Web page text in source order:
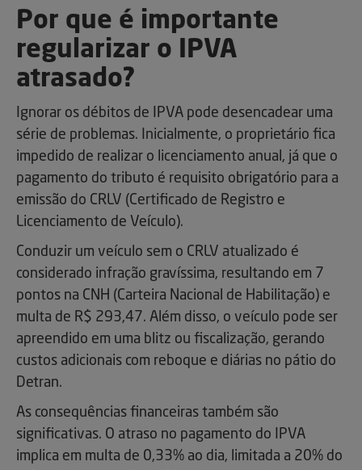
Por que é importante
regularizar o IPVA
atrasado?
Ignorar os débitos de IPVA pode desencadear uma
série de problemas. Inicialmente, o proprietário fica
impedido de realizar o licenciamento anual, já que o
pagamento do tributo é requisito obrigatório para a
emissão do CRLV (Certificado de Registro e
Licenciamento de Veículo).
Conduzir um veículo sem o CRLV atualizado é
considerado infração gravíssima, resultando em 7
pontos na CNH (Carteira Nacional de Habilitação) e
multa de R$ 293,47. Além disso, o veículo pode ser
apreendido em uma blitz ou fiscalização, gerando
custos adicionais com reboque e diárias no pátio do
Detran.
As consequências financeiras também são
significativas. O atraso no pagamento do IPVA
implica em multa de 0,33% ao dia, limitada a 20% do